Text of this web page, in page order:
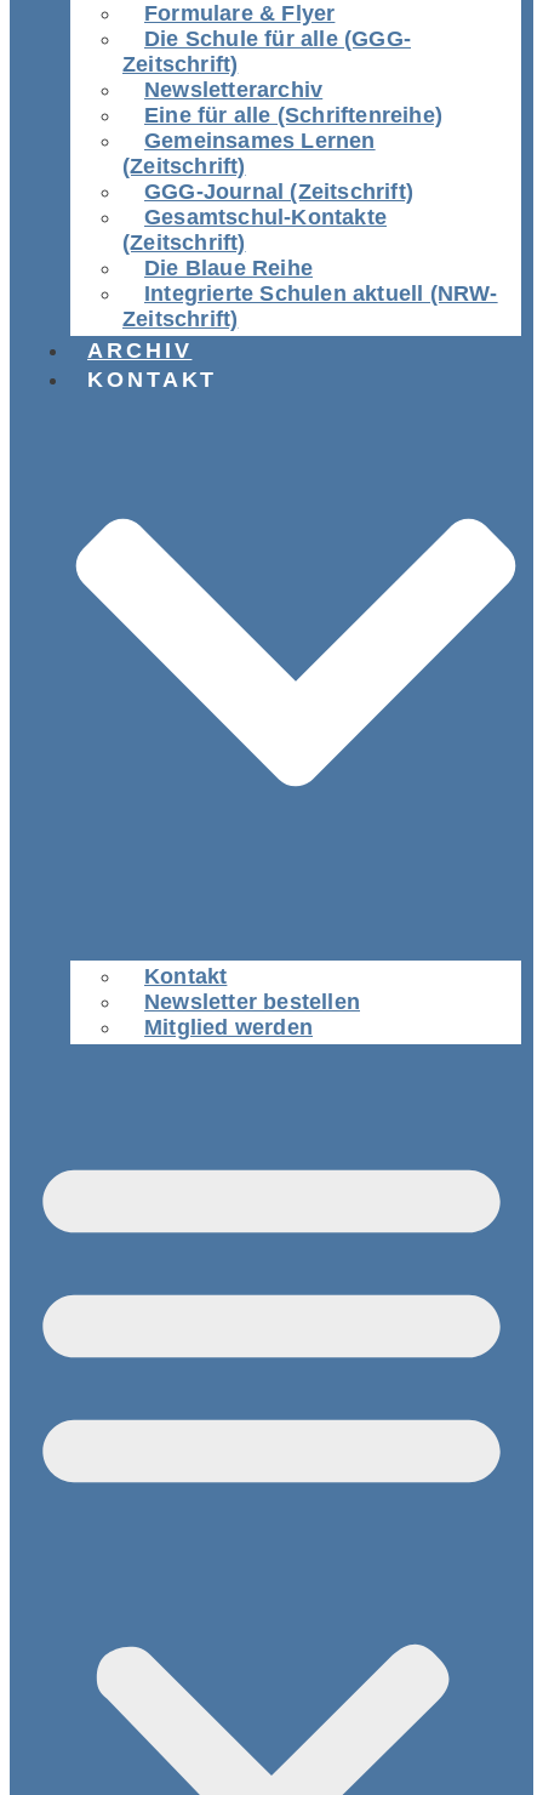
Formulare & Flyer
Die Schule für alle (GGG-
Zeitschrift)
Newsletterarchiv
Eine für alle (Schriftenreihe)
Gemeinsames Lernen
(Zeitschrift)
GGG-Journal (Zeitschrift)
Gesamtschul-Kontakte
(Zeitschrift)
Die Blaue Reihe
Integrierte Schulen aktuell (NRW-
Zeitschrift)
ARCHIV
KONTAKT
Kontakt
Newsletter bestellen
Mitglied werden